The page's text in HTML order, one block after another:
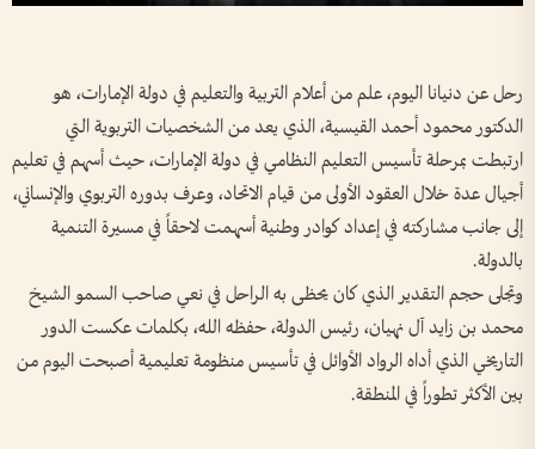
رحل عن دنيانا اليوم، علم من أعلام التربية والتعليم في دولة الإمارات، هو
الدكتور محمود أحمد القيسية، الذي يعد من الشخصيات التربوية التي
ارتبطت بمرحلة تأسيس التعليم النظامي في دولة الإمارات، حيث أسهم في تعليم
أجيال عدة خلال العقود الأولى من قيام الاتحاد، وعرف بدوره التربوي والإنساني،
إلى جانب مشاركته في إعداد كوادر وطنية أسهمت لاحقاً في مسيرة التنمية
بالدولة.
وتجلى حجم التقدير الذي كان يحظى به الراحل في نعي صاحب السمو الشيخ
محمد بن زايد آل نهيان، رئيس الدولة، حفظه الله، بكلمات عكست الدور
التاريخي الذي أداه الرواد الأوائل في تأسيس منظومة تعليمية أصبحت اليوم من
بين الأكثر تطوراً في المنطقة.